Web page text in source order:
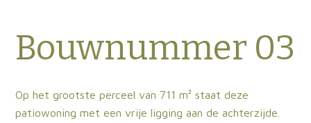
Bouwnummer 03
Op het grootste perceel van 711 m² staat deze
patiowoning met een vrije ligging aan de achterzijde.